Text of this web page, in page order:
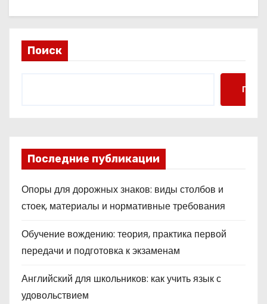
Поиск
Поиск
Последние публикации
Опоры для дорожных знаков: виды столбов и
стоек, материалы и нормативные требования
Обучение вождению: теория, практика первой
передачи и подготовка к экзаменам
Английский для школьников: как учить язык с
удовольствием